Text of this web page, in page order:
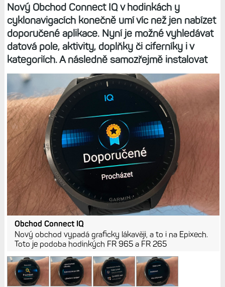
Nový Obchod Connect IQ v hodinkách y
cyklonavigacích konečně umí víc než jen nabízet
doporučené aplikace. Nyní je možné vyhledávat
datová pole, aktivity, doplňky či ciferníky i v
kategoriích. A následně samozřejmě instalovat
Obchod Connect IQ
Nový obchod vypadá graficky lákavěji, a to i na Epixech.
Toto je podoba hodinkých FR 965 a FR 265